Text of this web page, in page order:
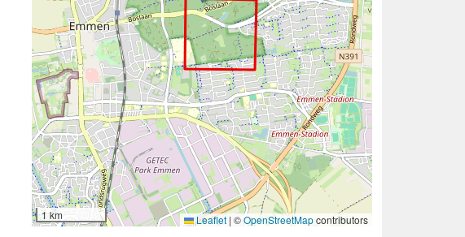
1 km Leaflet | ©OpenStreetMapcontributors